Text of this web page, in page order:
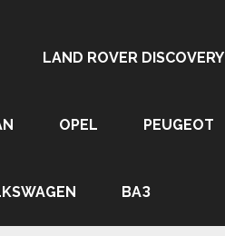
LAND ROVER DISCOVERY
OPEL PEUGEOT
ВАЗ